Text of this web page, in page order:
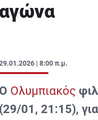
αγώνα
| 8:00 π.μ.
Ο Ολυμπιακός
(29/01, 21:15),